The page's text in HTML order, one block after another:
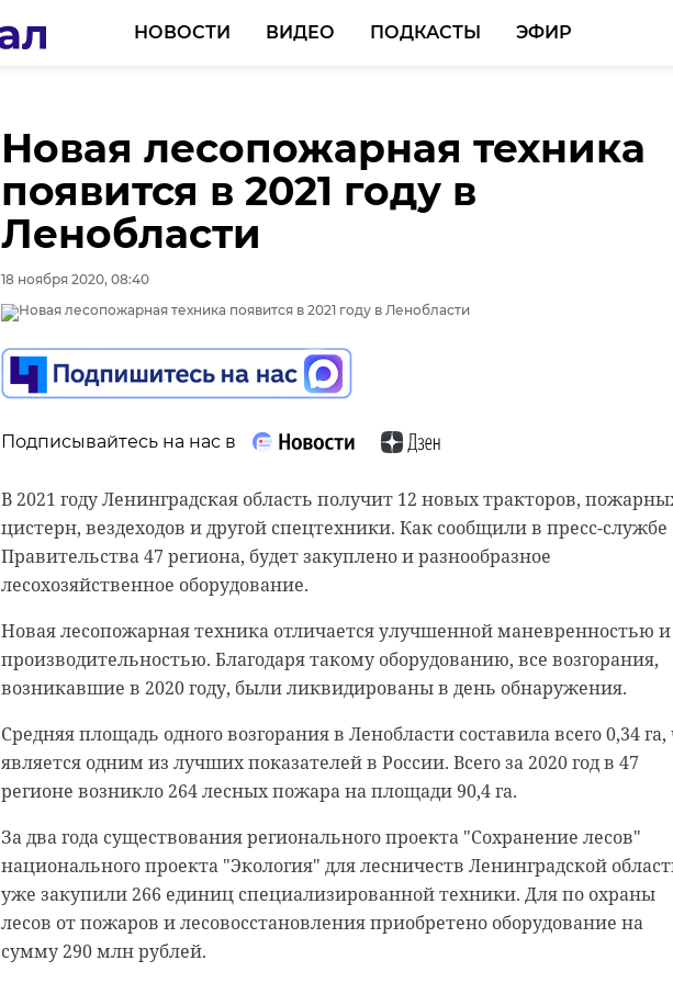
НОВОСТИ ВИДЕО ПОДКАСТЫ ЭФИР
Новая лесопожарная техника
появится в 2021 году в
Ленобласти
18 ноября 2020, 08:40
Подписывайтесь на нас в
В 2021 году Ленинградская область получит 12 новых тракторов,
цистерн, вездеходов и другой спецтехники. Как сообщили в пресс-службе
Правительства 47 региона, будет закуплено и разнообразное
лесохозяйственное оборудование.
Новая лесопожарная техника отличается улучшенной маневренностью и
производительностью. Благодаря такому оборудованию, все возгорания,
возникавшие в 2020 году, были ликвидированы в день обнаружения.
Средняя площадь одного возгорания в Ленобласти составила всего 0,34 га,
является одним из лучших показателей в России. Всего за 2020 год в 47
регионе возникло 264 лесных пожара на площади 90,4 га.
За два года существования регионального проекта "Сохранение лесов"
национального проекта "Экология" для лесничеств Ленинградской
уже закупили 266 единиц специализированной техники. Для по охраны
лесов от пожаров и лесовосстановления приобретено оборудование на
сумму 290 млн рублей.
0:00 / 0:00
В Белгородской области
журналист спас тонущую
собаку
20 января 2021, 21:06
0:00 / 0:00
В Гатчинском районе
добровольцы реставрируют
“особняк с привидениями”
века
18 августа 2020, 16:53